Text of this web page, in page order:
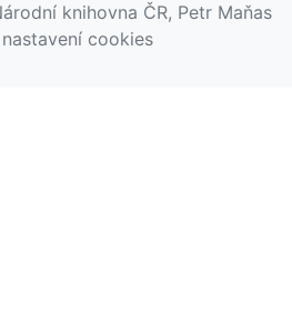
knihovna ČR, Petr Maňas
cookies